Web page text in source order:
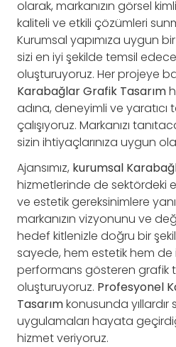
olarak, markanızın görsel
kaliteli ve etkili çözümleri
Kurumsal yapımıza uygun
sizi en iyi şekilde temsil
oluşturuyoruz. Her projeye
Karabağlar Grafik Tasarım
adına, deneyimli ve yaratıcı
çalışıyoruz. Markanızı
sizin ihtiyaçlarınıza uygun
Ajansımız, kurumsal
hizmetlerinde de sektördeki
ve estetik gereksinimlere
markanızın vizyonunu ve
hedef kitlenizle doğru bir
sayede, hem estetik hem de
performans gösteren grafik
oluşturuyoruz. Profesyonel
Tasarımkonusunda yıllardır
uygulamaları hayata
hizmet veriyoruz.